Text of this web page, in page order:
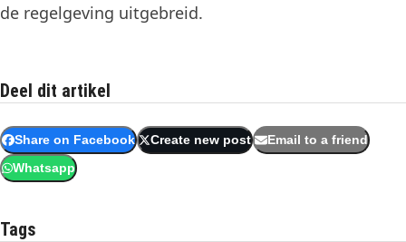
de regelgeving uitgebreid.
Deel dit artikel
Share on Facebook Create new post Email to a friend
Whatsapp
Tags